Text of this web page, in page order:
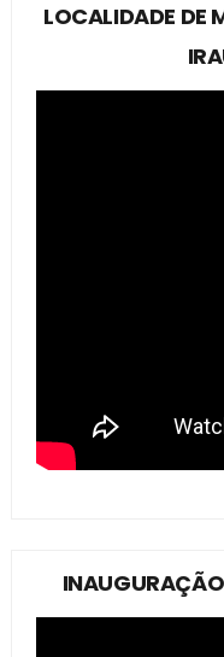
LOCALIDADE DE